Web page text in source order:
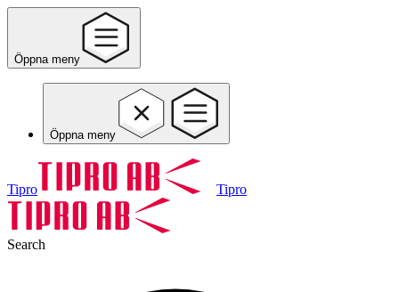
Öppna meny
Öppna meny
Tipro Tipro
Search